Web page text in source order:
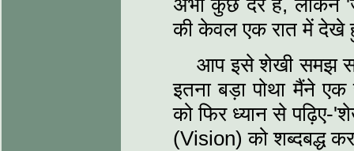
अभी कुछ देर है, लेकिन
की केवल एक रात में देखे
आप इसे शेखी समझ
इतना बड़ा पोथा मैंने
को फिर ध्यान से
(Vision) को शब्दबद्ध